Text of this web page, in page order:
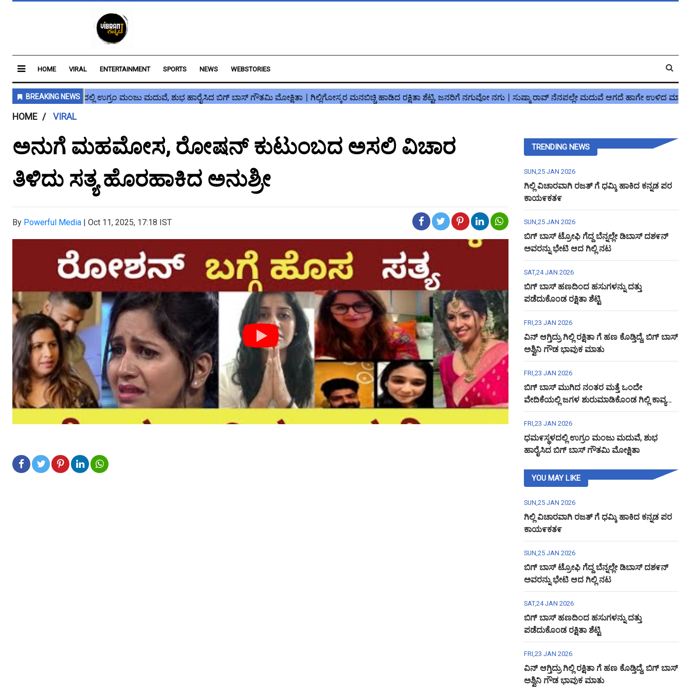
HOME VIRAL ENTERTAINMENT SPORTS NEWS WEBSTORIES
HOME VIRAL
ಅನುಗೆ ಮಹಮೋಸ, ರೋಷನ್ ಕುಟುಂಬದ ಅಸಲಿ ವಿಚಾರ
ತಿಳಿದು ಸತ್ಯ ಹೊರಹಾಕಿದ ಅನುಶ್ರೀ
By Powerful Media | Oct 11, 2025, 17:18 IST
TRENDING NEWS
SUN,25 JAN 2026
ಗಿಲ್ಲಿ ವಿಚಾರವಾಗಿ ರಜತ್ ಗೆ ಧಮ್ಕಿ ಹಾಕಿದ ಕನ್ನಡ ಪರ
ಕಾಯ೯ಕತ೯
SUN,25 JAN 2026
ಬಿಗ್ ಬಾಸ್ ಟ್ರೋಫಿ ಗೆದ್ದ ಬೆನ್ನಲ್ಲೇ ಡಿಬಾಸ್ ದಶ೯ನ್
ಅವರನ್ನು ಭೇಟಿ ಆದ ಗಿಲ್ಲಿ ನಟ
SAT,24 JAN 2026
ಬಿಗ್ ಬಾಸ್ ಹಣದಿಂದ ಹಸುಗಳನ್ನು ದತ್ತು
ಪಡೆದುಕೊಂಡ ರಕ್ಷಿತಾ ಶೆಟ್ಟಿ
FRI,23 JAN 2026
ವಿನ್ ಆಗ್ತಿದ್ರು ಗಿಲ್ಲಿ ರಕ್ಷಿತಾ ಗೆ ಹಣ ಕೊಡ್ತಿದ್ದೆ, ಬಿಗ್ ಬಾಸ್
ಅಶ್ವಿನಿ ಗೌಡ ಭಾವುಕ ಮಾತು
FRI,23 JAN 2026
ಬಿಗ್ ಬಾಸ್ ಮುಗಿದ ನಂತರ ಮತ್ತೆ ಒಂದೇ
ವೇದಿಕೆಯಲ್ಲಿ ಜಗಳ ಶುರುಮಾಡಿಕೊಂಡ ಗಿಲ್ಲಿ ಕಾವ್ಯ
ಅಶ್ವಿನಿ ಗೌಡ
FRI,23 JAN 2026
ಧಮ೯ಸ್ಥಳದಲ್ಲಿ ಉಗ್ರಂ ಮಂಜು ಮದುವೆ, ಶುಭ
ಹಾರೈಸಿದ ಬಿಗ್ ಬಾಸ್ ಗೌತಮಿ ಮೋಕ್ಷಿತಾ
YOU MAY LIKE
SUN,25 JAN 2026
ಗಿಲ್ಲಿ ವಿಚಾರವಾಗಿ ರಜತ್ ಗೆ ಧಮ್ಕಿ ಹಾಕಿದ ಕನ್ನಡ ಪರ
ಕಾಯ೯ಕತ೯
SUN,25 JAN 2026
ಬಿಗ್ ಬಾಸ್ ಟ್ರೋಫಿ ಗೆದ್ದ ಬೆನ್ನಲ್ಲೇ ಡಿಬಾಸ್ ದಶ೯ನ್
ಅವರನ್ನು ಭೇಟಿ ಆದ ಗಿಲ್ಲಿ ನಟ
SAT,24 JAN 2026
ಬಿಗ್ ಬಾಸ್ ಹಣದಿಂದ ಹಸುಗಳನ್ನು ದತ್ತು
ಪಡೆದುಕೊಂಡ ರಕ್ಷಿತಾ ಶೆಟ್ಟಿ
FRI,23 JAN 2026
ವಿನ್ ಆಗ್ತಿದ್ರು ಗಿಲ್ಲಿ ರಕ್ಷಿತಾ ಗೆ ಹಣ ಕೊಡ್ತಿದ್ದೆ, ಬಿಗ್ ಬಾಸ್
ಅಶ್ವಿನಿ ಗೌಡ ಭಾವುಕ ಮಾತು